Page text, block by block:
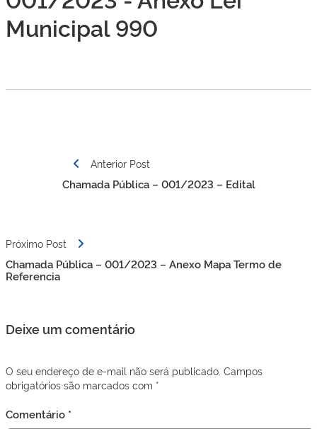
Municipal 990
NavegaçãoAnterior Post
Chamada Pública – 001/2023 – Edital
Próximo Post
Chamada Pública – 001/2023 – Anexo Mapa Termo de
Referencia
Deixe um comentário
O seu endereço de e-mail não será publicado. Campos
obrigatórios são marcados com *
Comentário *